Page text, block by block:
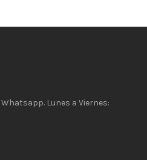
Lunes a Viernes: